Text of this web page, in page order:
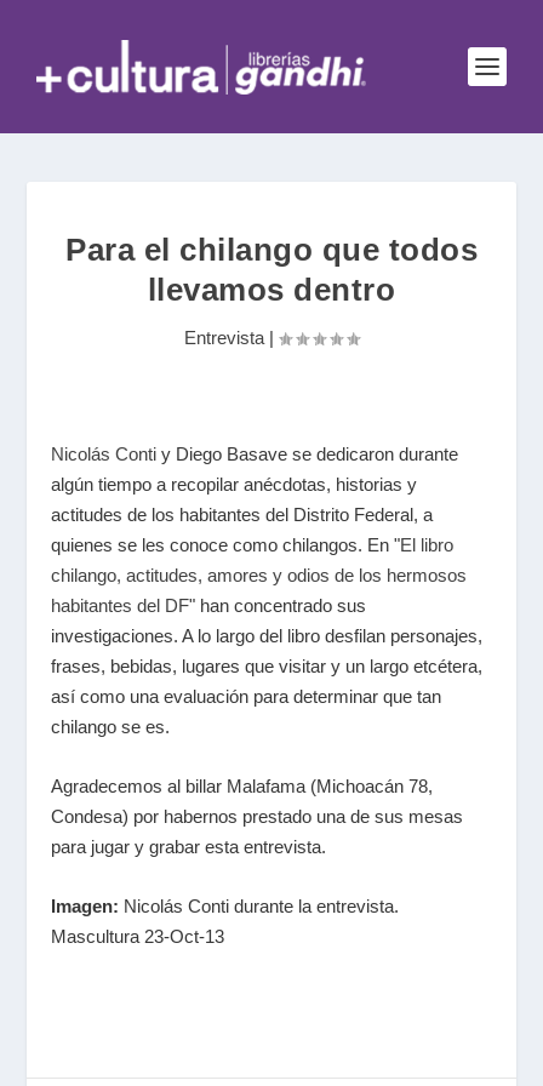
Para el chilango que todos
llevamos dentro
Entrevista |
Nicolás Contiy Diego Basave se dedicaron durante
algún tiempo a recopilar anécdotas, historias y
actitudes de los habitantes del Distrito Federal, a
quienes se les conoce como chilangos. En "El libro
chilango, actitudes, amores y odios de los hermosos
habitantes del DF" han concentrado sus
investigaciones. A lo largo del libro desfilan personajes,
frases, bebidas, lugares que visitar y un largo etcétera,
así como una evaluación para determinar que tan
chilango se es.
Agradecemos al billar Malafama (Michoacán 78,
Condesa) por habernos prestado una de sus mesas
para jugar y grabar esta entrevista.
Imagen: Nicolás Conti durante la entrevista.
Mascultura 23-Oct-13